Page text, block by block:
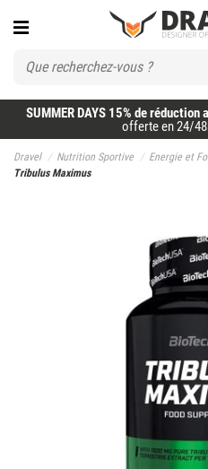
SUMMER DAYS 15% de réduction
offerte en 24/
Dravel Nutrition Sportive Energie et
Tribulus Maximus